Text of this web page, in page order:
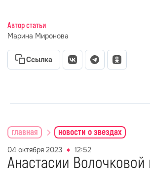
Автор статьи
Марина Миронова
Ссылка
главная новости о звездах
04 октября 2023 12:52
Анастасии Волочковой